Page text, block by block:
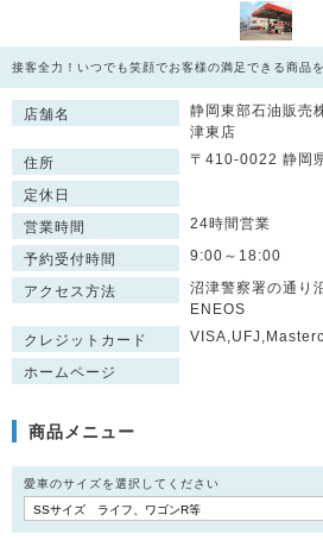
接客全力！いつでも笑顔でお客様の満足できる商品
店舗名
静岡東部石油販売
津東店
住所
〒410-0022 静岡
定休日
営業時間
24時間営業
予約受付時間 9:00～18:00
アクセス方法
沼津警察署の通り
ENEOS
クレジットカード
ホームページ
商品メニュー
愛車のサイズを選択してください